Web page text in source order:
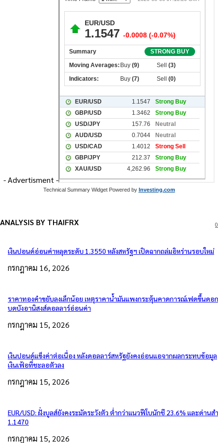
- Advertisment -
Technical Summary Widget Powered by Investing.com
0
ANALYSIS BY THAIFRX
เงินปอนด์อ่อนค่าหลุดระดับ 1.3550 หลังสหรัฐฯ เปิดฉากถล่มอิหร่านรอบใหม่
กรกฎาคม 16, 2026
ราคาทองคำขยับลงเล็กน้อย เหตุราคาน้ำมันแพงกระตุ้นคาดการณ์เฟดขึ้นดอ
บดบังอานิสงส์ดอลลาร์อ่อนค่า
กรกฎาคม 15, 2026
เงินปอนด์แข็งค่าต่อเนื่อง หลังดอลลาร์สหรัฐยังคงอ่อนแอจากผลกระทบข้อมูล
เงินเฟ้อที่ชะลอตัวลง
กรกฎาคม 15, 2026
EUR/USD: ฝั่งบูลส์ยังคงระมัดระวังตัว ต่ำกว่าแนวฟีโบนักชี 23.6% และด่าน
1.1470
กรกฎาคม 15, 2026